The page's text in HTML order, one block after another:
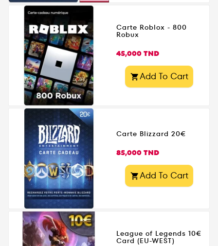
Carte Roblox - 800
Robux
Prix
45,000 TND
Add To Cart
Carte Blizzard 20€
Prix
85,000 TND
Add To Cart
League of Legends 10€
Card (EU-WEST)